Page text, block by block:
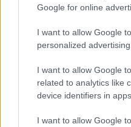
Google for online
I want to allow Google
personalized advertising.
I want to allow Google
related to analytics like
device identifiers in apps.
I want to allow Google